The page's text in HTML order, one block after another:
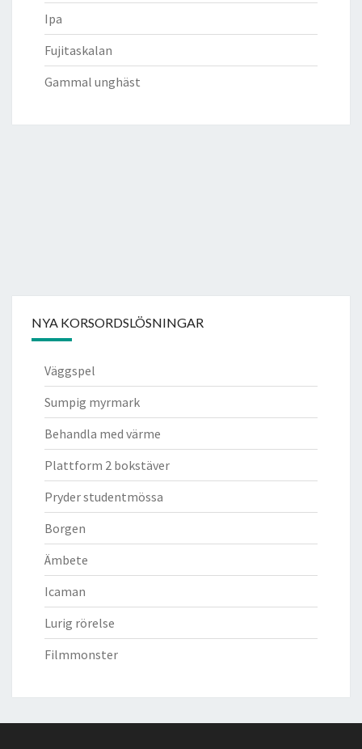
Ipa
Fujitaskalan
Gammal unghäst
NYA KORSORDSLÖSNINGAR
Väggspel
Sumpig myrmark
Behandla med värme
Plattform 2 bokstäver
Pryder studentmössa
Borgen
Ämbete
Icaman
Lurig rörelse
Filmmonster